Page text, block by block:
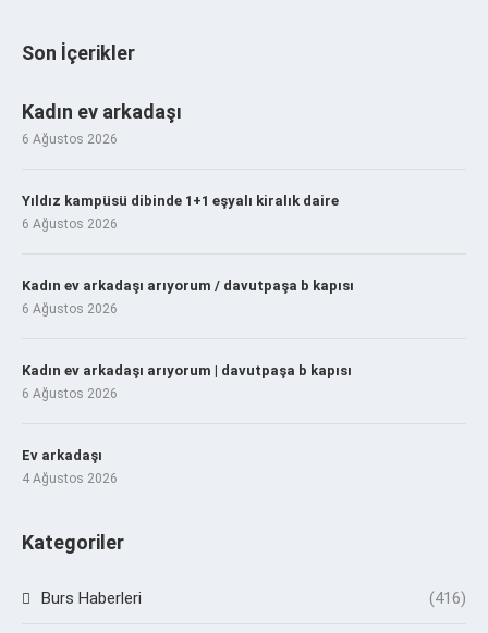
Son İçerikler
Kadın ev arkadaşı
6 Ağustos 2026
Yıldız kampüsü dibinde 1+1 eşyalı kiralık daire
6 Ağustos 2026
Kadın ev arkadaşı arıyorum / davutpaşa b kapısı
6 Ağustos 2026
Kadın ev arkadaşı arıyorum | davutpaşa b kapısı
6 Ağustos 2026
Ev arkadaşı
4 Ağustos 2026
Kategoriler
Burs Haberleri (416)